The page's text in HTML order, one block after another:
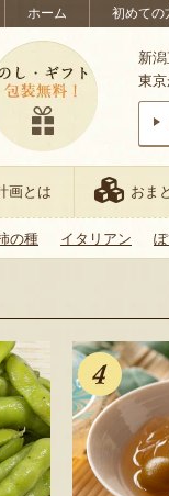
ホーム 初めての
新
東
画とは おま
の種 イタリアン